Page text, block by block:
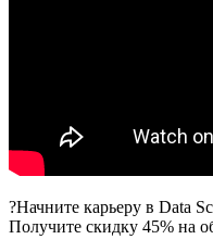
?Начните карьеру в Data
Получите скидку 45% на